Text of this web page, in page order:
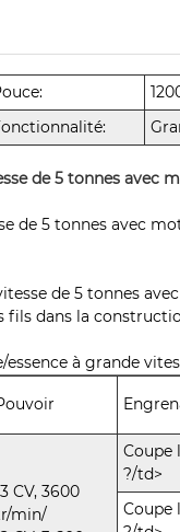
de 5 tonnes avec
de 5 tonnes avec
de 5 tonnes
fils dans la
à grande
CV, 3600
min/
Coupe
?/td>
Coupe